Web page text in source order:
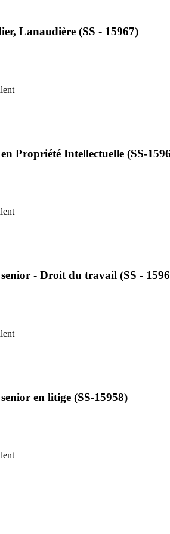
Lanaudière (SS - 15967)
Propriété Intellectuelle (SS-
- Droit du travail (SS -
en litige (SS-15958)